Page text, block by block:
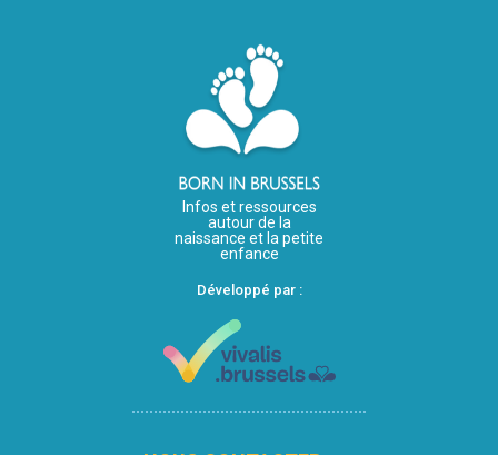
Infos et ressources
autour de la
naissance et la petite
enfance
Développé par :